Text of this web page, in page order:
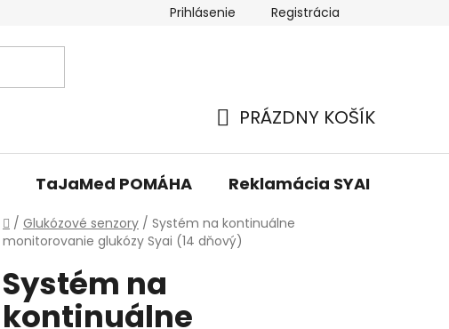
Prihlásenie Registrácia
KOŠÍK
PRÁZDNY KOŠÍK
TaJaMed POMÁHA Reklamácia SYAI
Domov
/ Glukózové senzory / Systém na kontinuálne
monitorovanie glukózy Syai (14 dňový)
Systém na
kontinuálne